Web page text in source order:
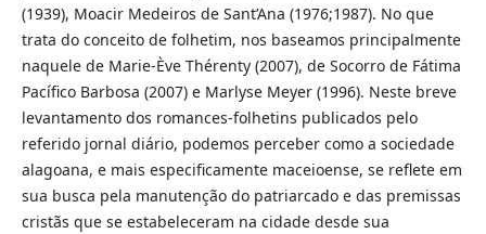
(1939), Moacir Medeiros de Sant’Ana (1976;1987). No que
trata do conceito de folhetim, nos baseamos principalmente
naquele de Marie-Ève Thérenty (2007), de Socorro de Fátima
Pacífico Barbosa (2007) e Marlyse Meyer (1996). Neste breve
levantamento dos romances-folhetins publicados pelo
referido jornal diário, podemos perceber como a sociedade
alagoana, e mais especificamente maceioense, se reflete em
sua busca pela manutenção do patriarcado e das premissas
cristãs que se estabeleceram na cidade desde sua